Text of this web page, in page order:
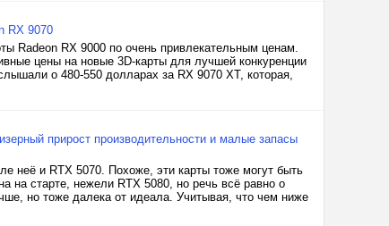
RX 9070
Radeon RX 9000 по очень привлекательным ценам.
цены на новые 3D-карты для лучшей конкуренции
о 480-550 долларах за RX 9070 XT, которая,
прирост производительности и малые запасы
неё и RTX 5070. Похоже, эти карты тоже могут быть
на старте, нежели RTX 5080, но речь всё равно о
но тоже далека от идеала. Учитывая, что чем ниже